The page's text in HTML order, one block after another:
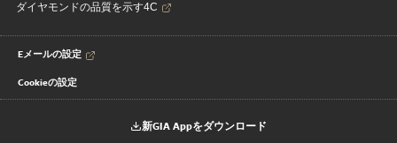
ダイヤモンドの品質を示す4C
Eメールの設定
Cookieの設定
新GIA Appをダウンロード